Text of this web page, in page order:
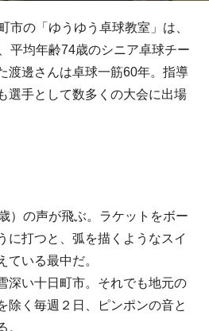
の「ゆうゆう卓球教室」は、
平均年齢74歳のシニア卓球チー
渡邊さんは卓球一筋60年。指導
選手として数多くの大会に出場
）の声が飛ぶ。ラケットをボー
に打つと、弧を描くようなスイ
ている最中だ。
深い十日町市。それでも地元の
除く毎週２日、ピンポンの音と
。